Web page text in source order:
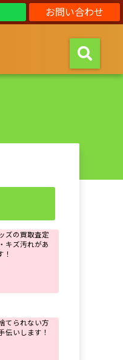
お問い合わせ
ズの買取査定
キズ汚れがあ
！
てられない方
伝いします！